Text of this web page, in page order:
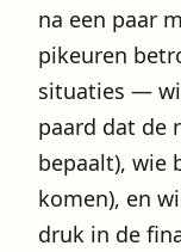
na een paar
pikeuren
situaties —
paard dat de
bepaalt), wie
komen), en
druk in de